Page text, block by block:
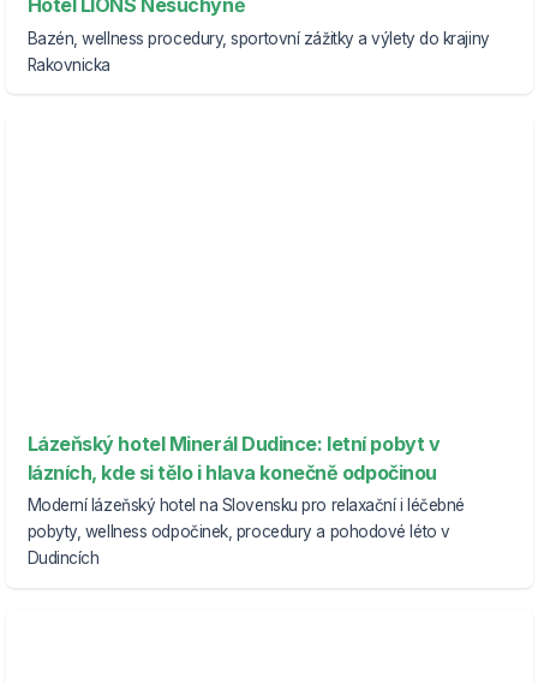
Hotel LIONS Nesuchyně
Bazén, wellness procedury, sportovní zážitky a výlety do krajiny
Rakovnicka
Lázeňský hotel Minerál Dudince: letní pobyt v
lázních, kde si tělo i hlava konečně odpočinou
Moderní lázeňský hotel na Slovensku pro relaxační i léčebné
pobyty, wellness odpočinek, procedury a pohodové léto v
Dudincích